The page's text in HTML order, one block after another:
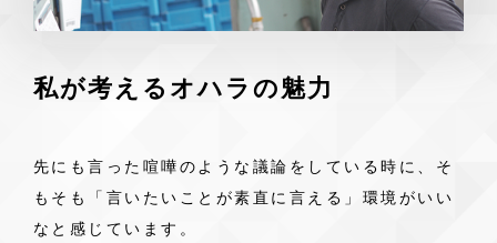
私が考えるオハラの魅力
先にも言った喧嘩のような議論をしている時に、そ
もそも「言いたいことが素直に言える」環境がいい
なと感じています。